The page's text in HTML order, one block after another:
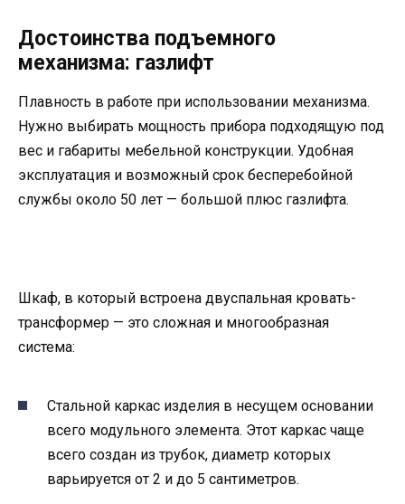
Достоинства подъемного
механизма: газлифт
Плавность в работе при использовании механизма.
Нужно выбирать мощность прибора подходящую под
вес и габариты мебельной конструкции. Удобная
эксплуатация и возможный срок бесперебойной
службы около 50 лет — большой плюс газлифта.
Шкаф, в который встроена двуспальная кровать-
трансформер — это сложная и многообразная
система:
Стальной каркас изделия в несущем основании
всего модульного элемента. Этот каркас чаще
всего создан из трубок, диаметр которых
варьируется от 2 и до 5 сантиметров.